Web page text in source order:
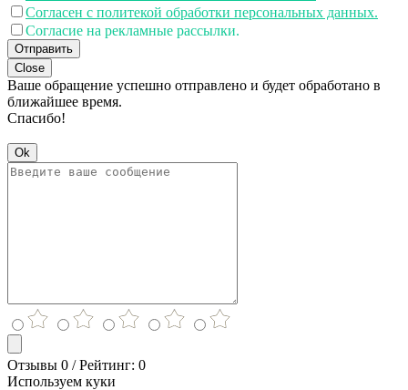
Согласен с политекой обработки персональных данных.
Согласие на рекламные рассылки.
Отправить
Close
Ваше обращение успешно отправлено и будет обработано в
ближайшее время.
Спасибо!
Ok
Отзывы 0 / Рейтинг: 0
Используем куки